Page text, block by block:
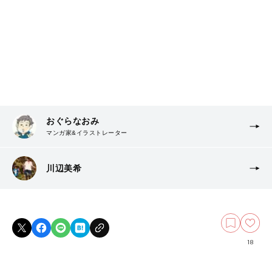
おぐらなおみ
マンガ家&イラストレーター
川辺美希
18